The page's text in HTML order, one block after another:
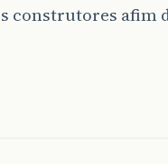
construtores afim